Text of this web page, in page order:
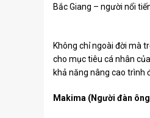
Bắc Giang – người nổi
Không chỉ ngoài đời mà
cho mục tiêu cá nhân
khả năng nâng cao trình
Makima (Người đàn